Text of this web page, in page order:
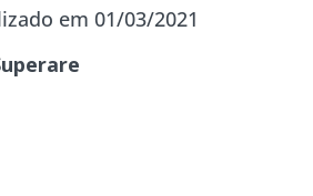
em 01/03/2021